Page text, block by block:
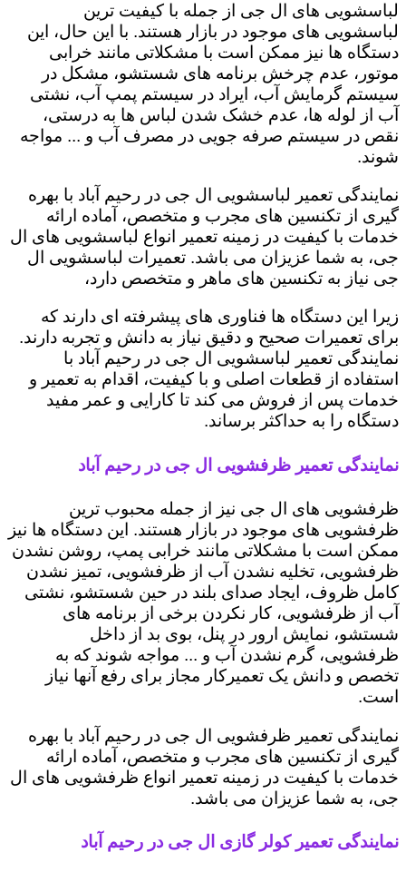
لباسشویی های ال جی از جمله با کیفیت ترین
لباسشویی های موجود در بازار هستند. با این حال، این
دستگاه ها نیز ممکن است با مشکلاتی مانند خرابی
موتور، عدم چرخش برنامه های شستشو، مشکل در
سیستم گرمایش آب، ایراد در سیستم پمپ آب، نشتی
آب از لوله ها، عدم خشک شدن لباس ها به درستی،
نقص در سیستم صرفه جویی در مصرف آب و ... مواجه
شوند.
نمایندگی تعمیر لباسشویی ال جی در رحیم ‌آباد با بهره
گیری از تکنسین های مجرب و متخصص، آماده ارائه
خدمات با کیفیت در زمینه تعمیر انواع لباسشویی های ال
جی، به شما عزیزان می باشد. تعمیرات لباسشویی ال
جی نیاز به تکنسین های ماهر و متخصص دارد،
زیرا این دستگاه ها فناوری های پیشرفته ای دارند که
برای تعمیرات صحیح و دقیق نیاز به دانش و تجربه دارند.
نمایندگی تعمیر لباسشویی ال جی در رحیم ‌آباد با
استفاده از قطعات اصلی و با کیفیت، اقدام به تعمیر و
خدمات پس از فروش می کند تا کارایی و عمر مفید
دستگاه را به حداکثر برساند.
نمایندگی تعمیر ظرفشویی ال جی در رحیم ‌آباد
ظرفشویی های ال جی نیز از جمله محبوب ترین
ظرفشویی های موجود در بازار هستند. این دستگاه ها نیز
ممکن است با مشکلاتی مانند خرابی پمپ، روشن نشدن
ظرفشویی، تخلیه نشدن آب از ظرفشویی، تمیز نشدن
کامل ظروف، ایجاد صدای بلند در حین شستشو، نشتی
آب از ظرفشویی، کار نکردن برخی از برنامه های
شستشو، نمایش ارور در پنل، بوی بد از داخل
ظرفشویی، گرم نشدن آب و ... مواجه شوند که به
تخصص و دانش یک تعمیرکار مجاز برای رفع آنها نیاز
است.
نمایندگی تعمیر ظرفشویی ال جی در رحیم ‌آباد با بهره
گیری از تکنسین های مجرب و متخصص، آماده ارائه
خدمات با کیفیت در زمینه تعمیر انواع ظرفشویی های ال
جی، به شما عزیزان می باشد.
نمایندگی تعمیر کولر گازی ال جی در رحیم ‌آباد